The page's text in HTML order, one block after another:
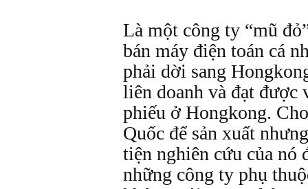
Là một công ty “mũ
bán máy điện toán cá
phải dời sang
liên doanh và đạt được
phiếu ở Hongkong.
Quốc để sản xuất
tiện nghiên cứu của nó
những công ty phụ